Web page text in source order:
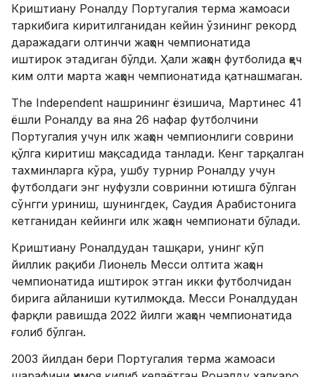
Криштиану Роналду Португалия терма жамоаси
таркибига киритилганидан кейин ўзининг рекорд
даражадаги олтинчи жаҳон чемпионатида
иштирок этадиган бўлди. Ҳали жаҳон футболида ҳеч
ким олти марта жаҳон чемпионатида қатнашмаган.
The Independent нашрининг ёзишича, Мартинес 41
ёшли Роналду ва яна 26 нафар футболчини
Португалия учун илк жаҳон чемпионлиги соврини
қўлга киритиш мақсадида танлади. Кенг тарқалган
тахминларга кўра, ушбу турнир Роналду учун
футболдаги энг нуфузли совринни ютишга бўлган
сўнгги уриниш, шунингдек, Саудия Арабистонига
кетганидан кейинги илк жаҳон чемпионати бўлади.
Криштиану Роналдудан ташқари, унинг кўп
йиллик рақиби Лионель Месси олтита жаҳон
чемпионатида иштирок этган икки футболчидан
бирига айланиши кутилмоқда. Месси Роналдудан
фарқли равишда 2022 йилги жаҳон чемпионатида
ғолиб бўлган.
2003 йилдан бери Португалия терма жамоаси